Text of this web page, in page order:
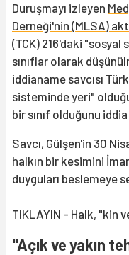
Duruşmayı izleyen
Derneği'nin (MLSA)
(TCK) 216'daki "sosyal
sınıflar olarak
iddianame savcısı
sisteminde yeri"
bir sınıf olduğunu
Savcı, Gülşen'in 30
halkın bir kesimini
duyguları beslemeye
TIKLAYIN - Halk, "kin
"Açık ve yakın